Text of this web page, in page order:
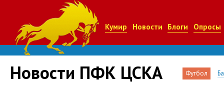
Кумир Новости Блоги Опросы
Новости ПФК ЦСКА Футбол